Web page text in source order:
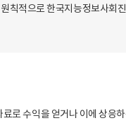
칙적으로 한국지능정보사회
로 수익을 얻거나 이에 상응